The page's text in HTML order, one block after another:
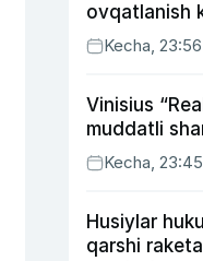
ovqatlanish
soliqKecha, 23:56
Vinisius
muddatli
Kecha, 23:45
Husiylar
qarshi